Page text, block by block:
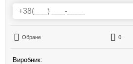
Обране 0
Виробник: